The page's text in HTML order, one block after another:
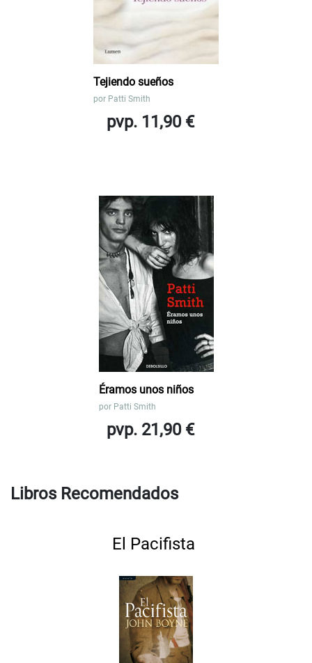
Tejiendo sueños
por Patti Smith
pvp. 11,90 €
Éramos unos niños
por Patti Smith
pvp. 21,90 €
Libros Recomendados
El Pacifista